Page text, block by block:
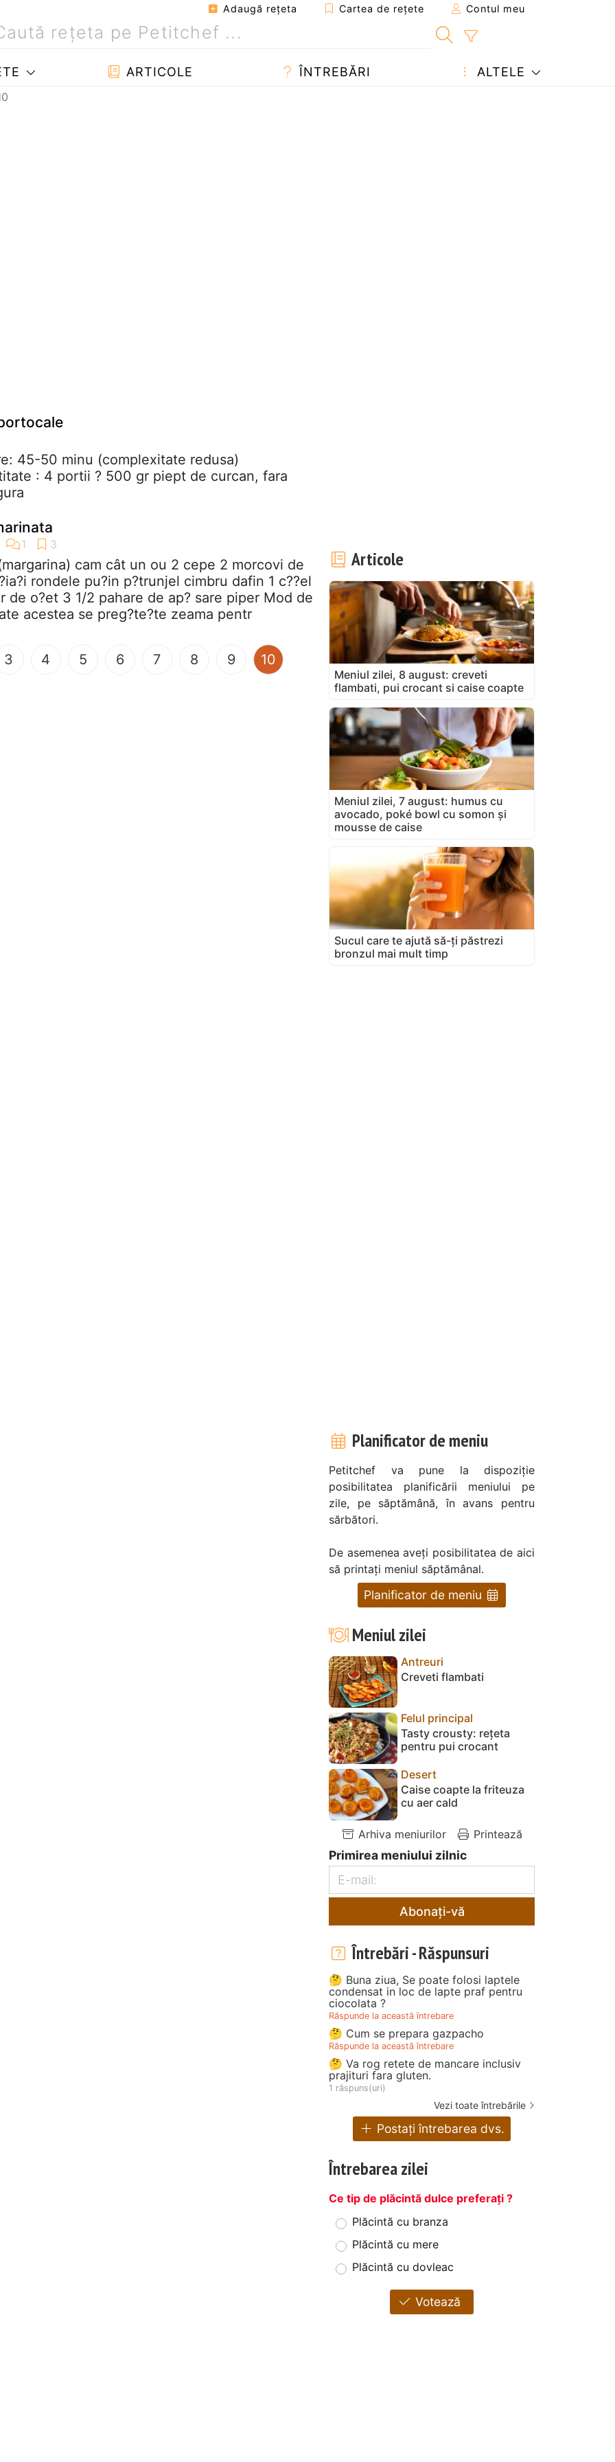
Adaugă reţeta Cartea de rețete Contul meu
ARTICOLE ÎNTREBĂRI ALTELE
45-50 minu (complexitate redusa)
: 4 portii ? 500 gr piept de curcan, fara
cam cât un ou 2 cepe 2 morcovi de
rondele pu?in p?trunjel cimbru dafin 1 c??el
de o?et 3 1/2 pahare de ap? sare piper Mod de
acestea se preg?te?te zeama pentr
3 4 5 6 7 8 9 10(current)
Articole
Meniul zilei, 8 august: creveti
flambati, pui crocant si caise coapte
Meniul zilei, 7 august: humus cu
avocado, poké bowl cu somon și
mousse de caise
Sucul care te ajută să-ți păstrezi
bronzul mai mult timp
Planificator de meniu
Petitchef va pune la dispoziție
posibilitatea planificării meniului pe
zile, pe săptămână, în avans pentru
sărbători.
De asemenea aveți posibilitatea de aici
să printați meniul săptămânal.
Planificator de meniu
Meniul zilei
Antreuri
Creveti flambati
Felul principal
Tasty crousty: rețeta
pentru pui crocant
Desert
Caise coapte la friteuza
cu aer cald
Arhiva meniurilor Printează
Primirea meniului zilnic
Abonați-vă
Întrebări - Răspunsuri
🤔 Buna ziua, Se poate folosi laptele
condensat in loc de lapte praf pentru
ciocolata ?
Răspunde la această întrebare
🤔 Cum se prepara gazpacho
Răspunde la această întrebare
🤔 Va rog retete de mancare inclusiv
prajituri fara gluten.
1 răspuns(uri)
Vezi toate întrebările
Postați întrebarea dvs.
Întrebarea zilei
Ce tip de plăcintă dulce preferați ?
Plăcintă cu branza
Plăcintă cu mere
Plăcintă cu dovleac
Votează